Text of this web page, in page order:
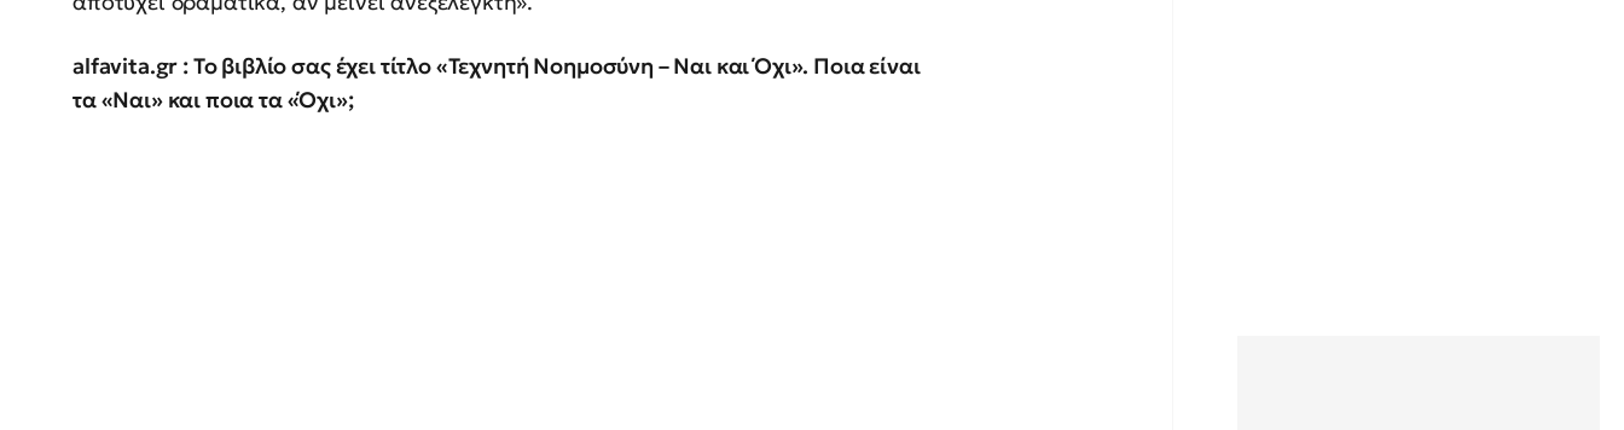
alfavita.gr : Το βιβλίο σας έχει τίτλο «Τεχνητή Νοημοσύνη – Ναι και Όχι». Ποια είναι
τα «Ναι» και ποια τα «Όχι»;